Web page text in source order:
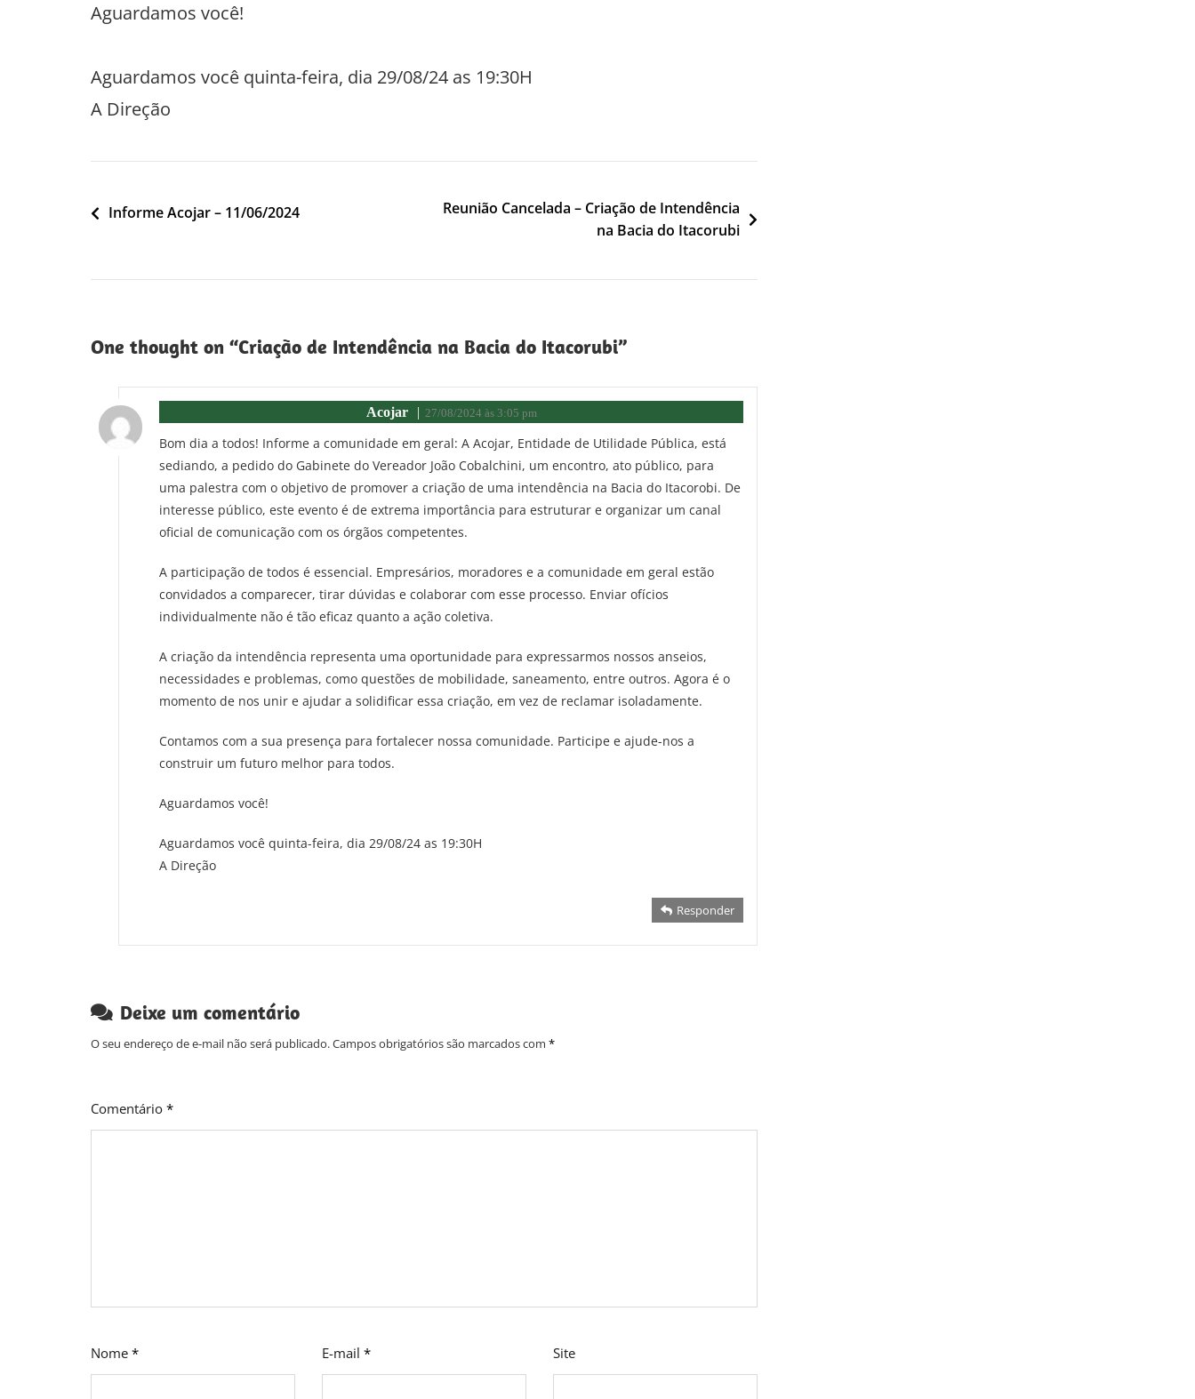
Aguardamos você!
Aguardamos você quinta-feira, dia 29/08/24 as 19:30H
A Direção
Navegação
Informe Acojar – 11/06/2024
Reunião Cancelada – Criação de Intendência
na Bacia do Itacorubi
One thought on “Criação de Intendência na Bacia do Itacorubi”
Acojar 27/08/2024 às 3:05 pm
Bom dia a todos! Informe a comunidade em geral: A Acojar, Entidade de Utilidade Pública, está
sediando, a pedido do Gabinete do Vereador João Cobalchini, um encontro, ato público, para
uma palestra com o objetivo de promover a criação de uma intendência na Bacia do Itacorobi. De
interesse público, este evento é de extrema importância para estruturar e organizar um canal
oficial de comunicação com os órgãos competentes.
A participação de todos é essencial. Empresários, moradores e a comunidade em geral estão
convidados a comparecer, tirar dúvidas e colaborar com esse processo. Enviar ofícios
individualmente não é tão eficaz quanto a ação coletiva.
A criação da intendência representa uma oportunidade para expressarmos nossos anseios,
necessidades e problemas, como questões de mobilidade, saneamento, entre outros. Agora é o
momento de nos unir e ajudar a solidificar essa criação, em vez de reclamar isoladamente.
Contamos com a sua presença para fortalecer nossa comunidade. Participe e ajude-nos a
construir um futuro melhor para todos.
Aguardamos você!
Aguardamos você quinta-feira, dia 29/08/24 as 19:30H
A Direção
Responder
Deixe um comentário
O seu endereço de e-mail não será publicado.Campos obrigatórios são marcados com *
Comentário *
Nome * E-mail * Site